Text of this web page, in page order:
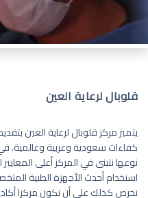
قلوبال لرعاية العين
يتميز مركز قلوبال لرعاية العين
كفاءات سعودية وعربية وعالمية.
نوعها نتبنى في المركز أعلى
استخدام أحدث الأجهزة الطبية
نحرص كذلك على أن نكون مركزا